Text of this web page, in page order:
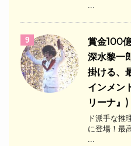
...
9
賞金100
深水黎一
掛ける、
インメン
リーナ』)
ド派手な推
に登場！最
...